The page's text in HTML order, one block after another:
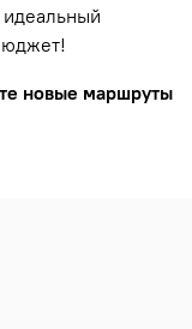
новые маршруты